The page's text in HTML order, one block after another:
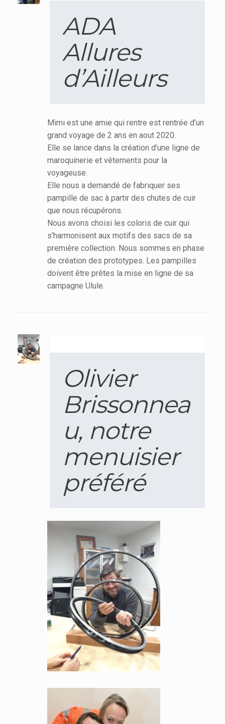
ADA
Allures
d’Ailleurs
Mimi est une amie qui rentre est rentrée d’un
grand voyage de 2 ans en aout 2020.
Elle se lance dans la création d’une ligne de
maroquinerie et vêtements pour la
voyageuse.
Elle nous a demandé de fabriquer ses
pampille de sac à partir des chutes de cuir
que nous récupérons.
Nous avons choisi les coloris de cuir qui
s’harmonisent aux motifs des sacs de sa
première collection. Nous sommes en phase
de création des prototypes. Les pampilles
doivent être prêtes la mise en ligne de sa
campagne Ulule.
Olivier
Brissonnea
u, notre
menuisier
préféré